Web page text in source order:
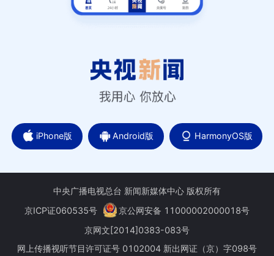
iPhone版 Android版 HarmonyOS版
中央广播电视总台 新闻新媒体中心 版权所有
京ICP证060535号
京公网安备 11000002000018号
京网文[2014]0383-083号
网上传播视听节目许可证号 0102004 新出网证（京）字098号